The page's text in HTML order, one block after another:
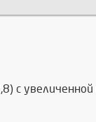
с увеличенной